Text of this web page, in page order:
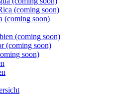
(coming soon)
(coming soon)
(coming soon)
(coming soon)
soon)